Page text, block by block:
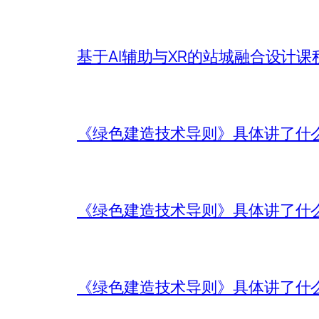
基于AI辅助与XR的站城融合设计课
《绿色建造技术导则》具体讲了什
《绿色建造技术导则》具体讲了什
《绿色建造技术导则》具体讲了什